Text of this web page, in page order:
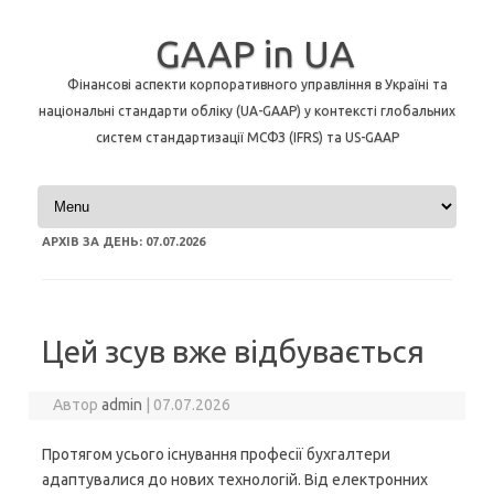
GAAP in UA
Фінансові аспекти корпоративного управління в Україні та
національні стандарти обліку (UA-GAAP) у контексті глобальних
систем стандартизації МСФЗ (IFRS) та US-GAAP
Перейти до контенту
АРХІВ ЗА ДЕНЬ: 07.07.2026
Цей зсув вже відбувається
Авторadmin 07.07.2026
Протягом усього існування професії бухгалтери
адаптувалися до нових технологій. Від електронних